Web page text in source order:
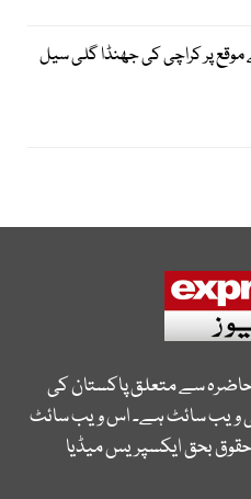
پر کراچی کی جھنڈا گلی سیل
حاضرہ سے متعلق پاکستان کی
ویب سائٹ ہے۔ اس ویب سائٹ
بحق ایکسپریس میڈیا